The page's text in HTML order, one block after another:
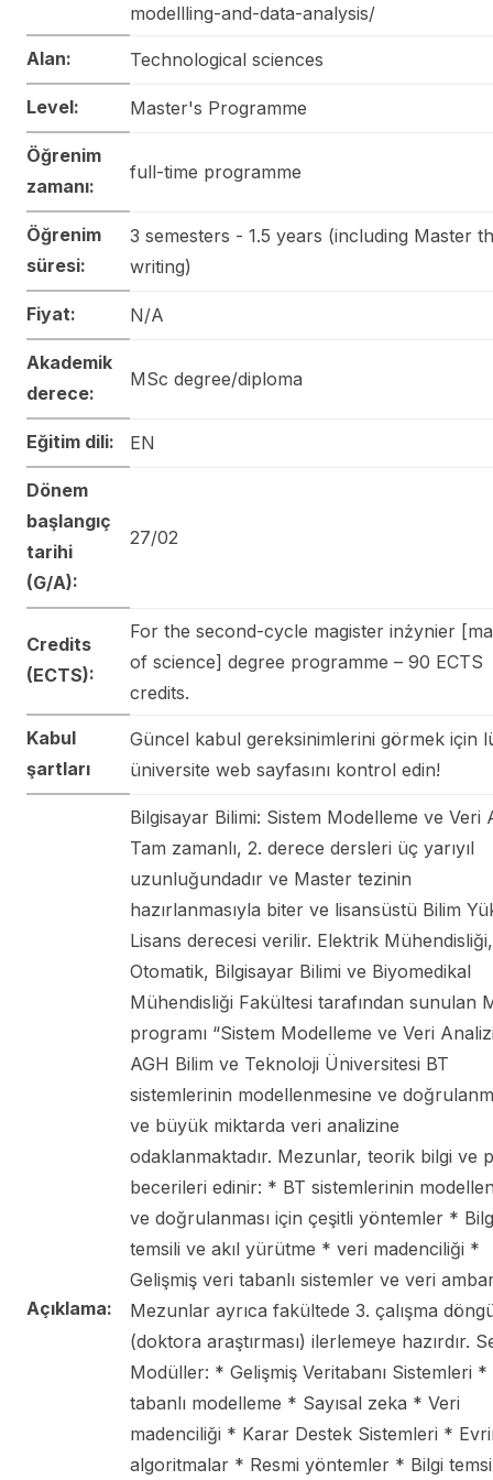
modellling-and-data-analysis/
Alan: Technological sciences
Level: Master's Programme
Öğrenim
zamanı:
full-time programme
Öğrenim
süresi:
3 semesters - 1.5 years (including Master
writing)
Fiyat: N/A
Akademik
derece:
MSc degree/diploma
Eğitim dili: EN
Dönem
başlangıç
tarihi
(G/A):
27/02
Credits
(ECTS):
For the second-cycle magister inżynier
of science] degree programme – 90 ECTS
credits.
Kabul
şartları
Güncel kabul gereksinimlerini görmek için
üniversite web sayfasını kontrol edin!
Açıklama:
Bilgisayar Bilimi: Sistem Modelleme ve Veri
Tam zamanlı, 2. derece dersleri üç yarıyıl
uzunluğundadır ve Master tezinin
hazırlanmasıyla biter ve lisansüstü Bilim
Lisans derecesi verilir. Elektrik Mühendisliği,
Otomatik, Bilgisayar Bilimi ve Biyomedikal
Mühendisliği Fakültesi tarafından sunulan
programı “Sistem Modelleme ve Veri
AGH Bilim ve Teknoloji Üniversitesi BT
sistemlerinin modellenmesine ve
ve büyük miktarda veri analizine
odaklanmaktadır. Mezunlar, teorik bilgi ve
becerileri edinir: * BT sistemlerinin
ve doğrulanması için çeşitli yöntemler *
temsili ve akıl yürütme * veri madenciliği *
Gelişmiş veri tabanlı sistemler ve veri
Mezunlar ayrıca fakültede 3. çalışma
(doktora araştırması) ilerlemeye hazırdır.
Modüller: * Gelişmiş Veritabanı Sistemleri *
tabanlı modelleme * Sayısal zeka * Veri
madenciliği * Karar Destek Sistemleri *
algoritmalar * Resmi yöntemler * Bilgi